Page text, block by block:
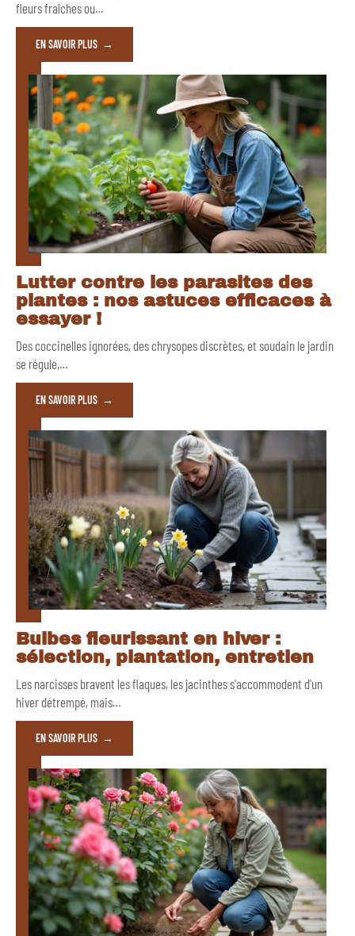
fleurs fraîches ou…
EN SAVOIR PLUS
Lutter contre les parasites des
plantes : nos astuces efficaces à
essayer !
Des coccinelles ignorées, des chrysopes discrètes, et soudain le jardin
se régule,…
EN SAVOIR PLUS
Bulbes fleurissant en hiver :
sélection, plantation, entretien
Les narcisses bravent les flaques, les jacinthes s'accommodent d'un
hiver détrempé, mais…
EN SAVOIR PLUS